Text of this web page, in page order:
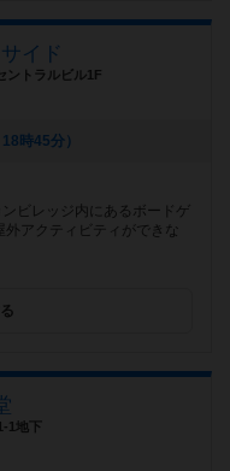
イド
ントラルビル1F
時45分）
ビレッジ内にあるボードゲ
アクティビティができな
1地下